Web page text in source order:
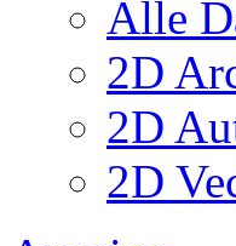
Alle
2D
2D
2D